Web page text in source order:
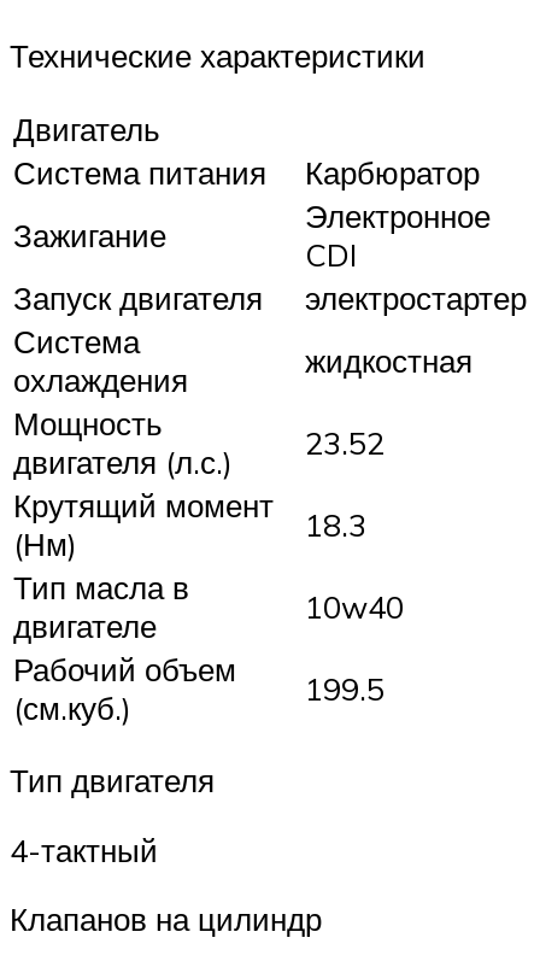
Технические характеристики
Двигатель
Система питания
Карбюратор
Зажигание
Электронное
CDI
Запуск двигателя
электростартер
Система
охлаждения
жидкостная
Мощность
двигателя (л.с.)
23.52
Крутящий момент
(Нм)
18.3
Тип масла в
двигателе
10w40
Рабочий объем
(см.куб.)
199.5
Тип двигателя
4-тактный
Клапанов на цилиндр